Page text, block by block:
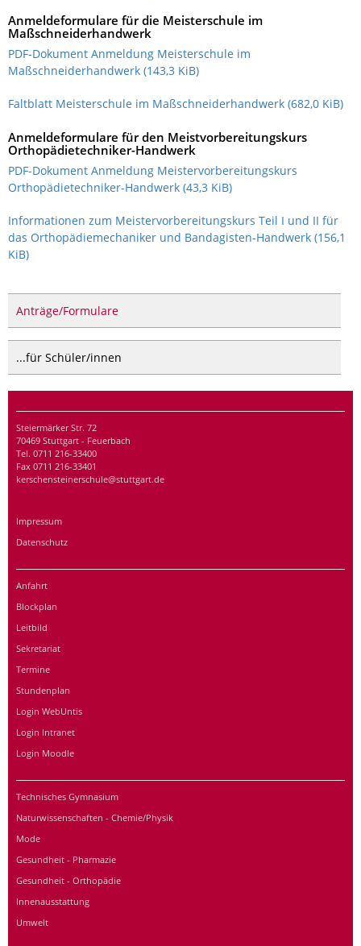
Anmeldeformulare für die Meisterschule im
Maßschneiderhandwerk
PDF-Dokument Anmeldung Meisterschule im
Maßschneiderhandwerk (143,3 KiB)
Faltblatt Meisterschule im Maßschneiderhandwerk (682,0 KiB)
Anmeldeformulare für den Meistvorbereitungskurs
Orthopädietechniker-Handwerk
PDF-Dokument Anmeldung Meistervorbereitungskurs
Orthopädietechniker-Handwerk (43,3 KiB)
Informationen zum Meistervorbereitungskurs Teil I und II für
das Orthopädiemechaniker und Bandagisten-Handwerk (156,1
KiB)
Anträge/Formulare
...für Schüler/innen
Steiermärker Str. 72
70469 Stuttgart - Feuerbach
Tel. 0711 216-33400
Fax 0711 216-33401
kerschensteinerschule@stuttgart.de
Impressum
Datenschutz
Anfahrt
Blockplan
Leitbild
Sekretariat
Termine
Stundenplan
Login WebUntis
Login Intranet
Login Moodle
Technisches Gymnasium
Naturwissenschaften - Chemie/Physik
Mode
Gesundheit - Pharmazie
Gesundheit - Orthopädie
Innenausstattung
Umwelt